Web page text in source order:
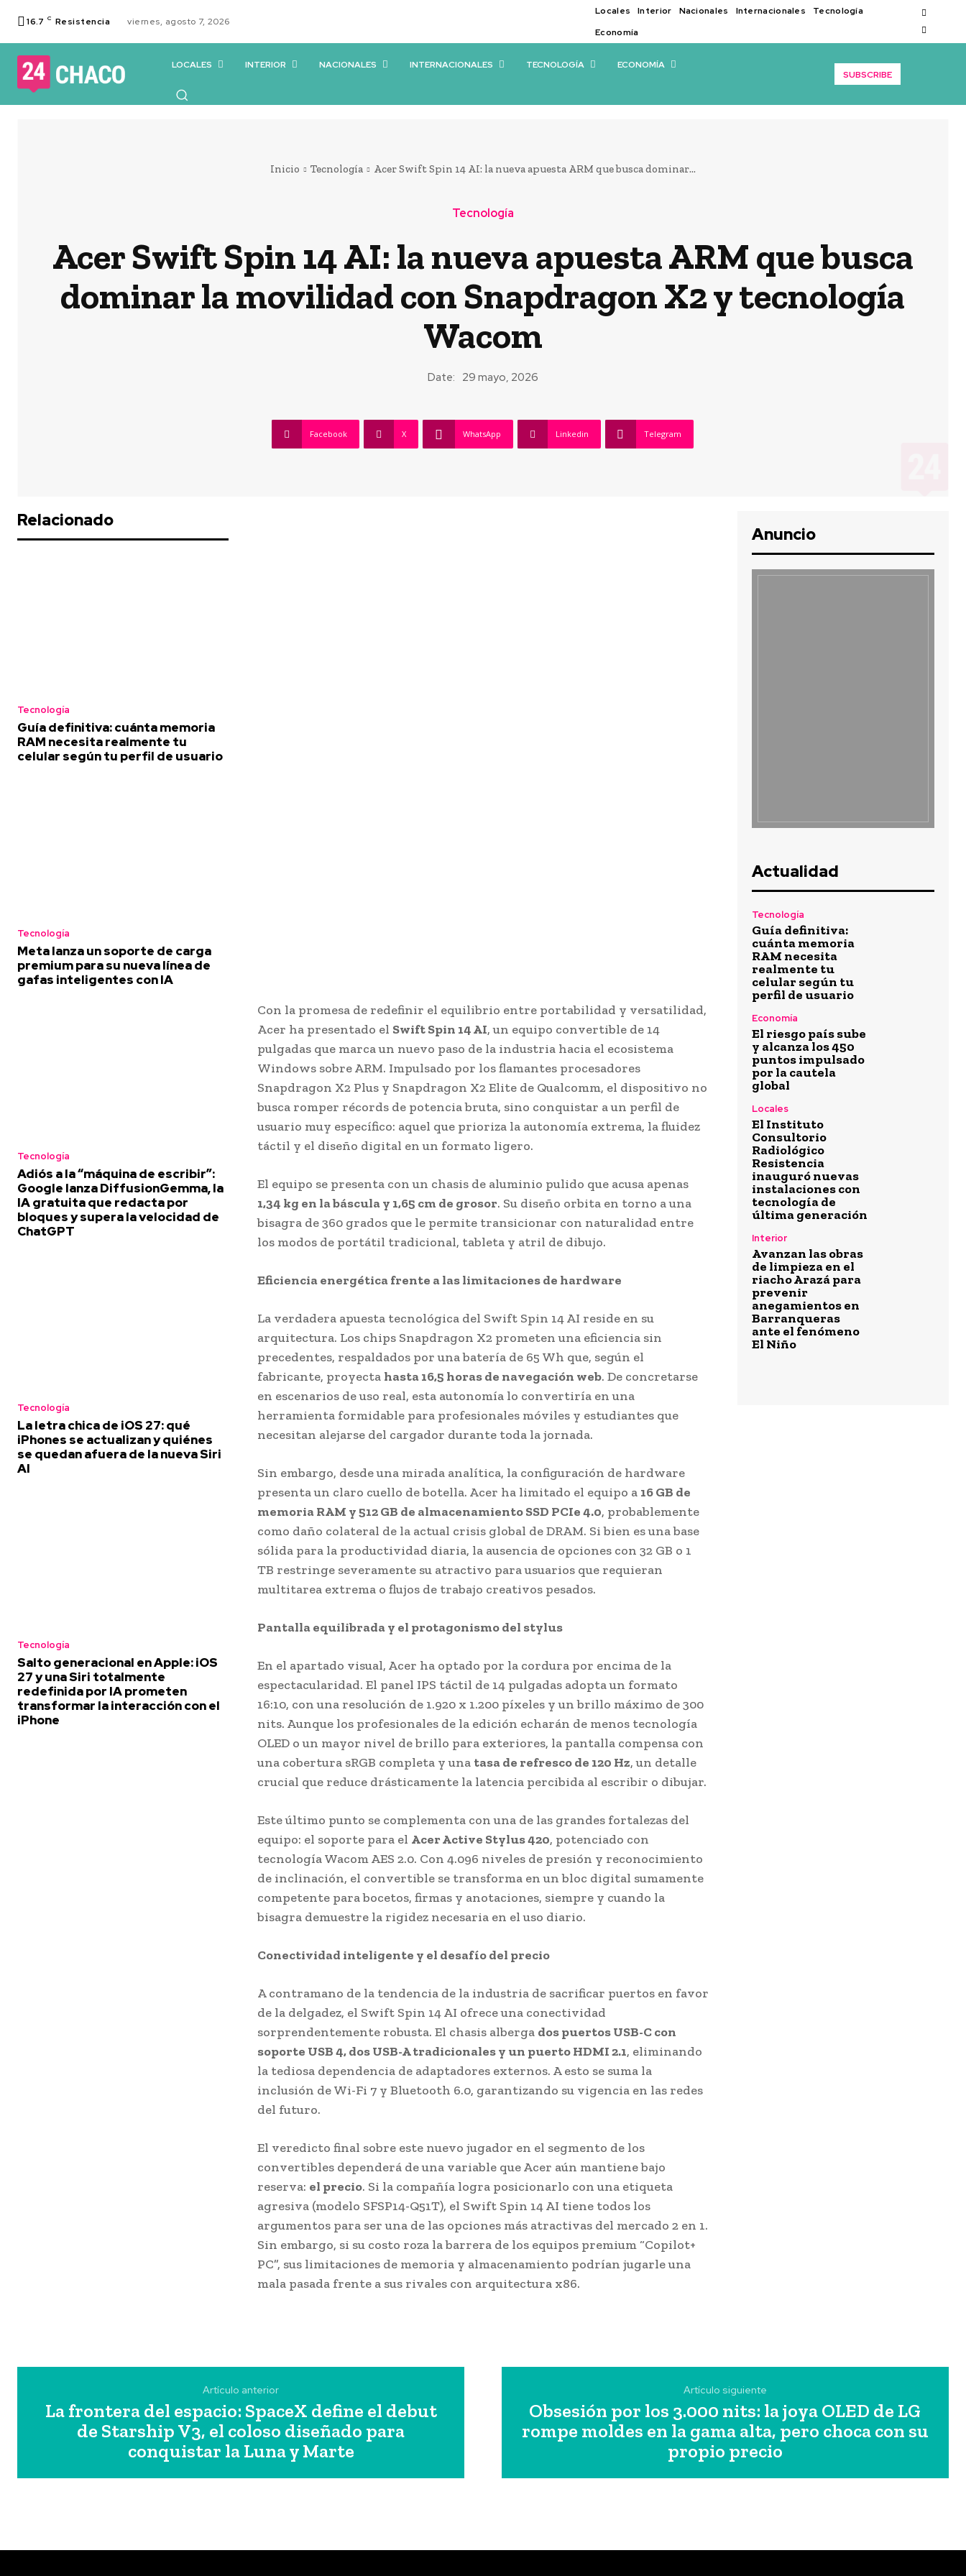
16.7 C Resistencia viernes, agosto 7, 2026
Locales Interior Nacionales Internacionales
Tecnología
Economía
LOCALES INTERIOR NACIONALES INTERNACIONALES TECNOLOGÍA
ECONOMÍA
SUBSCRIBE
Inicio Tecnología Acer Swift Spin 14 AI: la nueva apuesta ARM que busca dominar...
Tecnología
Acer Swift Spin 14 AI: la nueva apuesta ARM que busca
dominar la movilidad con Snapdragon X2 y tecnología
Wacom
Date: 29 mayo, 2026
Facebook X WhatsApp Linkedin Telegram
Relacionado
Tecnología
Guía definitiva: cuánta memoria
RAM necesita realmente tu
celular según tu perfil de usuario
Tecnología
Meta lanza un soporte de carga
premium para su nueva línea de
gafas inteligentes con IA
Tecnología
Adiós a la “máquina de escribir”:
Google lanza DiffusionGemma, la
IA gratuita que redacta por
bloques y supera la velocidad de
ChatGPT
Tecnología
La letra chica de iOS 27: qué
iPhones se actualizan y quiénes
se quedan afuera de la nueva Siri
AI
Tecnología
Salto generacional en Apple: iOS
27 y una Siri totalmente
redefinida por IA prometen
transformar la interacción con el
iPhone
Con la promesa de redefinir el equilibrio entre portabilidad y versatilidad,
Acer ha presentado el Swift Spin 14 AI, un equipo convertible de 14
pulgadas que marca un nuevo paso de la industria hacia el ecosistema
Windows sobre ARM. Impulsado por los flamantes procesadores
Snapdragon X2 Plus y Snapdragon X2 Elite de Qualcomm, el dispositivo no
busca romper récords de potencia bruta, sino conquistar a un perfil de
usuario muy específico: aquel que prioriza la autonomía extrema, la fluidez
táctil y el diseño digital en un formato ligero.
El equipo se presenta con un chasis de aluminio pulido que acusa apenas
1,34 kg en la báscula y 1,65 cm de grosor. Su diseño orbita en torno a una
bisagra de 360 grados que le permite transicionar con naturalidad entre
los modos de portátil tradicional, tableta y atril de dibujo.
Eficiencia energética frente a las limitaciones de hardware
La verdadera apuesta tecnológica del Swift Spin 14 AI reside en su
arquitectura. Los chips Snapdragon X2 prometen una eficiencia sin
precedentes, respaldados por una batería de 65 Wh que, según el
fabricante, proyecta hasta 16,5 horas de navegación web. De concretarse
en escenarios de uso real, esta autonomía lo convertiría en una
herramienta formidable para profesionales móviles y estudiantes que
necesitan alejarse del cargador durante toda la jornada.
Sin embargo, desde una mirada analítica, la configuración de hardware
presenta un claro cuello de botella. Acer ha limitado el equipo a 16 GB de
memoria RAM y 512 GB de almacenamiento SSD PCIe 4.0, probablemente
como daño colateral de la actual crisis global de DRAM. Si bien es una base
sólida para la productividad diaria, la ausencia de opciones con 32 GB o 1
TB restringe severamente su atractivo para usuarios que requieran
multitarea extrema o flujos de trabajo creativos pesados.
Pantalla equilibrada y el protagonismo del stylus
En el apartado visual, Acer ha optado por la cordura por encima de la
espectacularidad. El panel IPS táctil de 14 pulgadas adopta un formato
16:10, con una resolución de 1.920 x 1.200 píxeles y un brillo máximo de 300
nits. Aunque los profesionales de la edición echarán de menos tecnología
OLED o un mayor nivel de brillo para exteriores, la pantalla compensa con
una cobertura sRGB completa y una tasa de refresco de 120 Hz, un detalle
crucial que reduce drásticamente la latencia percibida al escribir o dibujar.
Este último punto se complementa con una de las grandes fortalezas del
equipo: el soporte para el Acer Active Stylus 420, potenciado con
tecnología Wacom AES 2.0. Con 4.096 niveles de presión y reconocimiento
de inclinación, el convertible se transforma en un bloc digital sumamente
competente para bocetos, firmas y anotaciones, siempre y cuando la
bisagra demuestre la rigidez necesaria en el uso diario.
Conectividad inteligente y el desafío del precio
A contramano de la tendencia de la industria de sacrificar puertos en favor
de la delgadez, el Swift Spin 14 AI ofrece una conectividad
sorprendentemente robusta. El chasis alberga dos puertos USB-C con
soporte USB 4, dos USB-A tradicionales y un puerto HDMI 2.1, eliminando
la tediosa dependencia de adaptadores externos. A esto se suma la
inclusión de Wi-Fi 7 y Bluetooth 6.0, garantizando su vigencia en las redes
del futuro.
El veredicto final sobre este nuevo jugador en el segmento de los
convertibles dependerá de una variable que Acer aún mantiene bajo
reserva: el precio. Si la compañía logra posicionarlo con una etiqueta
agresiva (modelo SFSP14-Q51T), el Swift Spin 14 AI tiene todos los
argumentos para ser una de las opciones más atractivas del mercado 2 en 1.
Sin embargo, si su costo roza la barrera de los equipos premium “Copilot+
PC”, sus limitaciones de memoria y almacenamiento podrían jugarle una
mala pasada frente a sus rivales con arquitectura x86.
Anuncio
Actualidad
Tecnología
Guía definitiva:
cuánta memoria
RAM necesita
realmente tu
celular según tu
perfil de usuario
Economía
El riesgo país sube
y alcanza los 450
puntos impulsado
por la cautela
global
Locales
El Instituto
Consultorio
Radiológico
Resistencia
inauguró nuevas
instalaciones con
tecnología de
última generación
Interior
Avanzan las obras
de limpieza en el
riacho Arazá para
prevenir
anegamientos en
Barranqueras
ante el fenómeno
El Niño
Artículo anterior
La frontera del espacio: SpaceX define el debut
de Starship V3, el coloso diseñado para
conquistar la Luna y Marte
Artículo siguiente
Obsesión por los 3.000 nits: la joya OLED de LG
rompe moldes en la gama alta, pero choca con su
propio precio